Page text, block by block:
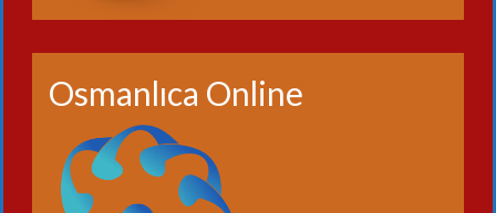
Osmanlıca Online